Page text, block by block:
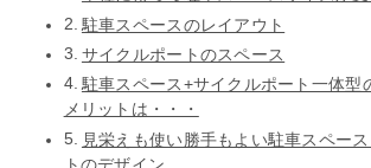
駐車スペースのレイアウト
サイクルポートのスペース
駐車スペース+サイクルポート一体型
メリットは・・・
見栄えも使い勝手もよい駐車スペー